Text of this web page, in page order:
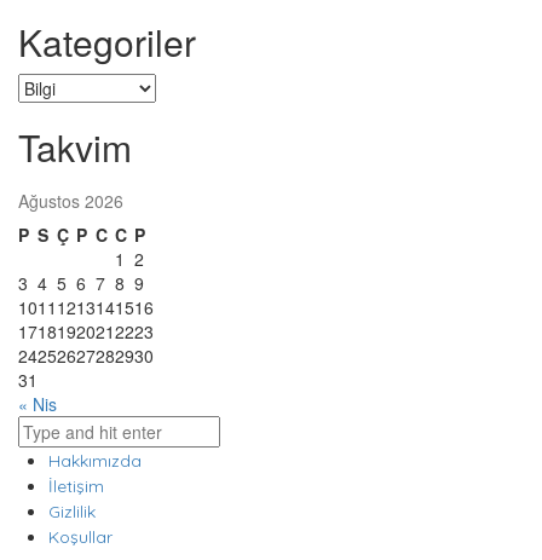
Kategoriler
Kategoriler
Takvim
Ağustos 2026
P S Ç P C C P
1 2
3 4 5 6 7 8 9
1011 1213141516
17181920212223
24252627282930
31
« Nis
Hakkımızda
İletişim
Gizlilik
Koşullar